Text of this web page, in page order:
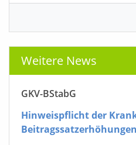
Weitere News
GKV-BStabG
Hinweispflicht der